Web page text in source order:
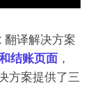
译解决方案
结账页面 ，
方案提供了三